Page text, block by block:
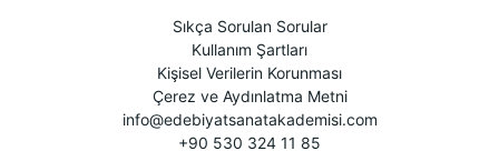
Sıkça Sorulan Sorular
Kullanım Şartları
Kişisel Verilerin Korunması
Çerez ve Aydınlatma Metni
info@edebiyatsanatakademisi.com
+90 530 324 11 85